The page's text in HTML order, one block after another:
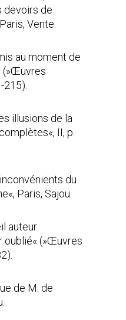
devoirs de
Vente.
au moment de
(»Œuvres
215).
illusions de la
II, p.
du
Paris, Sajou.
auteur
oublié« (»Œuvres
de M. de